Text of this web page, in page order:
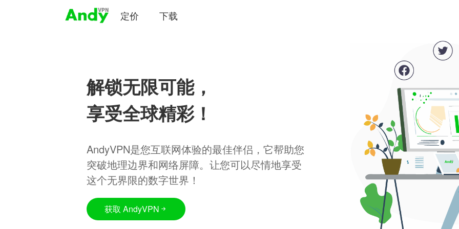
定价 下载
解锁无限可能，
享受全球精彩！
AndyVPN是您互联网体验的最佳伴侣，它帮助您
突破地理边界和网络屏障。让您可以尽情地享受
这个无界限的数字世界！
获取 AndyVPN